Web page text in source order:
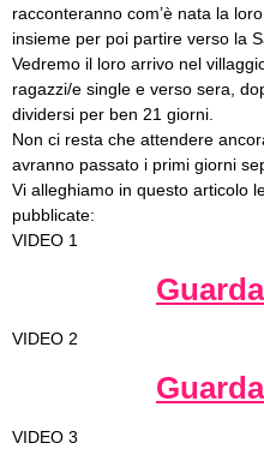
racconteranno com’è nata la
insieme per poi partire verso la
Vedremo il loro arrivo nel
ragazzi/e single e verso sera,
dividersi per ben 21 giorni.
Non ci resta che attendere
avranno passato i primi giorni
Vi alleghiamo in questo articolo
pubblicate:
VIDEO 1
VIDEO 2
VIDEO 3